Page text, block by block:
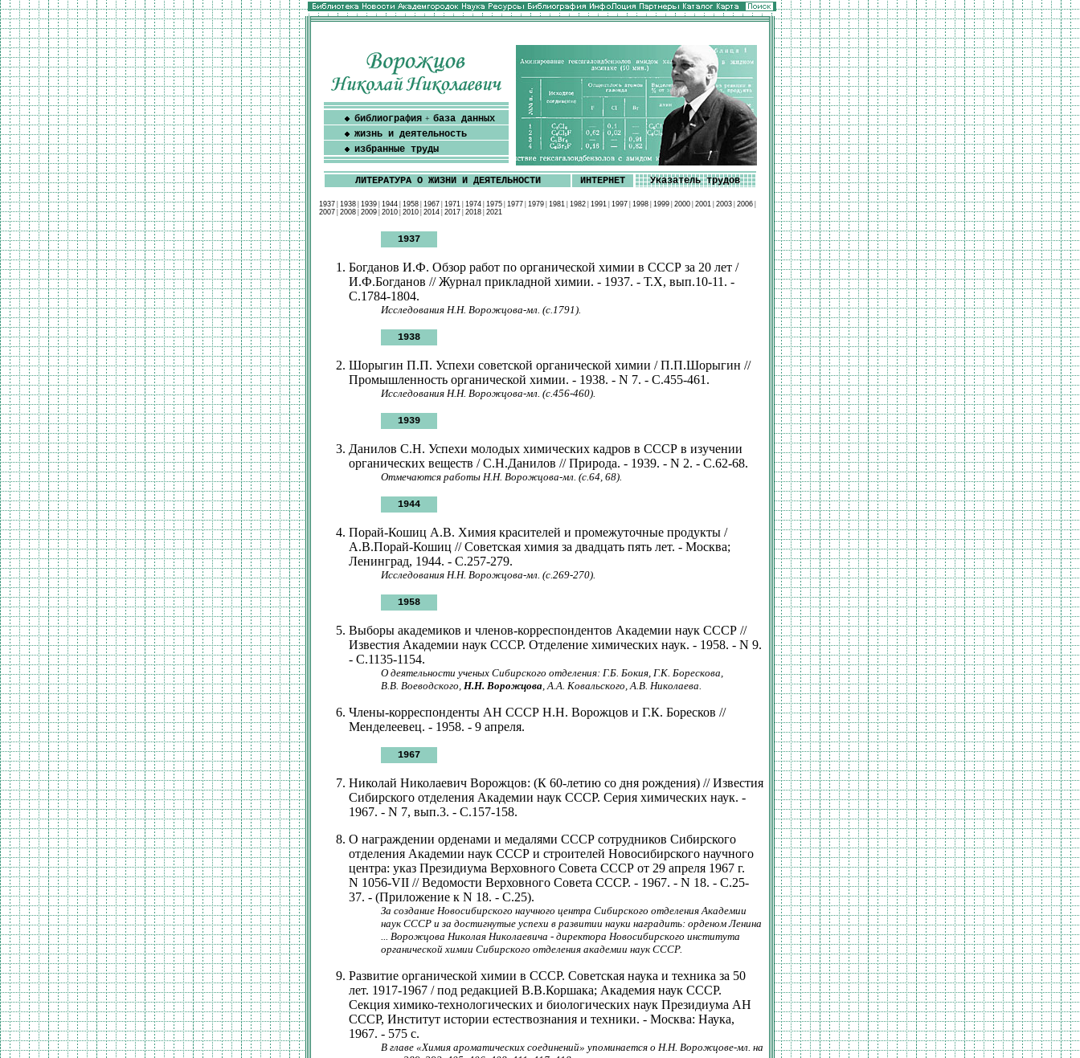
библиография + база данных
жизнь и деятельность
избранные труды
ЛИТЕРАТУРА О ЖИЗНИ И ДЕЯТЕЛЬНОСТИ ИНТЕРНЕТ Указатель трудов
1937 1938 1939 1944 1958 1967 1971 1974 1975 1977 1979 1981 1982 1991 1997 1998 1999 2000 2001 2003 2006
2007 2008 2009 2010 2010 2014 2017 2018 2021
1937
Богданов И.Ф. Обзор работ по органической химии в СССР за 20 лет /
И.Ф.Богданов // Журнал прикладной химии. - 1937. - Т.Х, вып.10-11. -
С.1784-1804.
Исследования Н.Н. Ворожцова-мл. (с.1791).
1938
Шорыгин П.П. Успехи советской органической химии / П.П.Шорыгин //
Промышленность органической химии. - 1938. - N 7. - C.455-461.
Исследования Н.Н. Ворожцова-мл. (c.456-460).
1939
Данилов С.Н. Успехи молодых химических кадров в СССР в изучении
органических веществ / С.Н.Данилов // Природа. - 1939. - N 2. - С.62-68.
Отмечаются работы Н.Н. Ворожцова-мл. (с.64, 68).
1944
Порай-Кошиц А.В. Химия красителей и промежуточные продукты /
А.В.Порай-Кошиц // Советская химия за двадцать пять лет. - Москва;
Ленинград, 1944. - С.257-279.
Исследования Н.Н. Ворожцова-мл. (с.269-270).
1958
Выборы академиков и членов-корреспондентов Академии наук СССР //
Известия Академии наук СССР. Отделение химических наук. - 1958. - N 9.
- С.1135-1154.
О деятельности ученых Сибирского отделения: Г.Б. Бокия, Г.К. Борескова,
В.В. Воеводского, Н.Н. Ворожцова, А.А. Ковальского, А.В. Николаева.
Члены-корреспонденты АН СССР Н.Н. Ворожцов и Г.К. Боресков //
Менделеевец. - 1958. - 9 апреля.
1967
Николай Николаевич Ворожцов: (К 60-летию со дня рождения) // Известия
Сибирского отделения Академии наук СССР. Серия химических наук. -
1967. - N 7, вып.3. - С.157-158.
О награждении орденами и медалями СССР сотрудников Сибирского
отделения Академии наук СССР и строителей Новосибирского научного
центра: указ Президиума Верховного Совета СССР от 29 апреля 1967 г.
N 1056-VII // Ведомости Верховного Совета СССР. - 1967. - N 18. - С.25-
37. - (Приложение к N 18. - С.25).
За создание Новосибирского научного центра Сибирского отделения Академии
наук СССР и за достигнутые успехи в развитии науки наградить: орденом Ленина
... Ворожцова Николая Николаевича - директора Новосибирского института
органической химии Сибирского отделения академии наук СССР.
Развитие органической химии в СССР. Советская наука и техника за 50
лет. 1917-1967 / под редакцией В.В.Коршака; Академия наук СССР.
Секция химико-технологических и биологических наук Президиума АН
СССР, Институт истории естествознания и техники. - Москва: Наука,
1967. - 575 с.
В главе «Химия ароматических соединений» упоминается о Н.Н. Ворожцове-мл. на